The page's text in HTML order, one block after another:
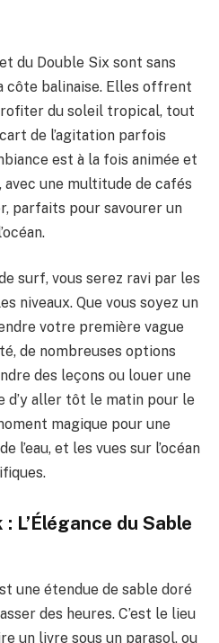
du Double Six sont sans
côte balinaise. Elles offrent
du soleil tropical, tout
de l’agitation parfois
est à la fois animée et
une multitude de cafés
parfaits pour savourer un
surf, vous serez ravi par les
niveaux. Que vous soyez un
votre première vague
de nombreuses options
des leçons ou louer une
d’y aller tôt le matin pour le
magique pour une
l’eau, et les vues sur l’océan
L’Élégance du Sable
une étendue de sable doré
des heures. C’est le lieu
un livre sous un parasol, ou